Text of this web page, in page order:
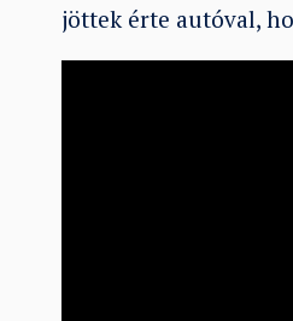
jöttek érte autóval,